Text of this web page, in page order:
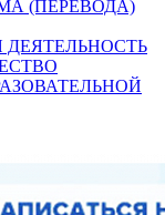
(ПЕРЕВОДА)